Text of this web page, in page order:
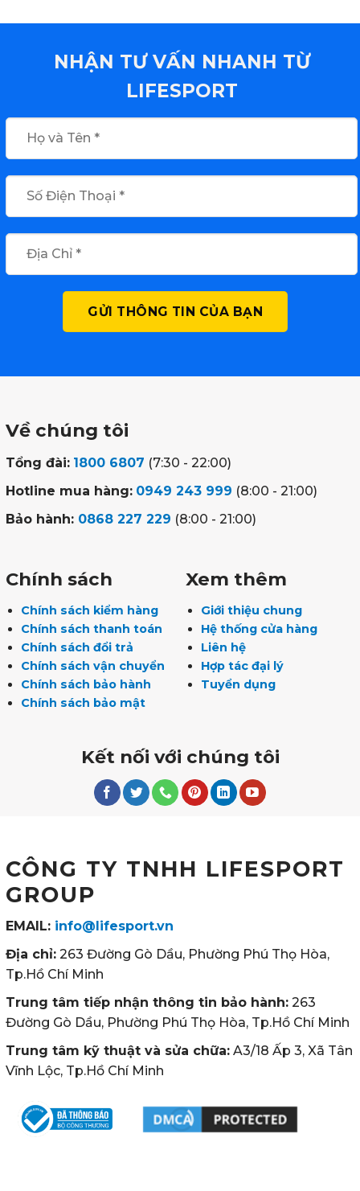
NHẬN TƯ VẤN NHANH TỪ
LIFESPORT
Về chúng tôi
Tổng đài: 1800 6807 (7:30 - 22:00)
Hotline mua hàng: 0949 243 999 (8:00 - 21:00)
Bảo hành: 0868 227 229 (8:00 - 21:00)
Chính sách
Chính sách kiểm hàng
Chính sách thanh toán
Chính sách đổi trả
Chính sách vận chuyển
Chính sách bảo hành
Chính sách bảo mật
Xem thêm
Giới thiệu chung
Hệ thống cửa hàng
Liên hệ
Hợp tác đại lý
Tuyển dụng
Kết nối với chúng tôi
CÔNG TY TNHH LIFESPORT
GROUP
EMAIL: info@lifesport.vn
Địa chỉ: 263 Đường Gò Dầu, Phường Phú Thọ Hòa,
Tp.Hồ Chí Minh
Trung tâm tiếp nhận thông tin bảo hành: 263
Đường Gò Dầu, Phường Phú Thọ Hòa, Tp.Hồ Chí Minh
Trung tâm kỹ thuật và sửa chữa: A3/18 Ấp 3, Xã Tân
Vĩnh Lộc, Tp.Hồ Chí Minh